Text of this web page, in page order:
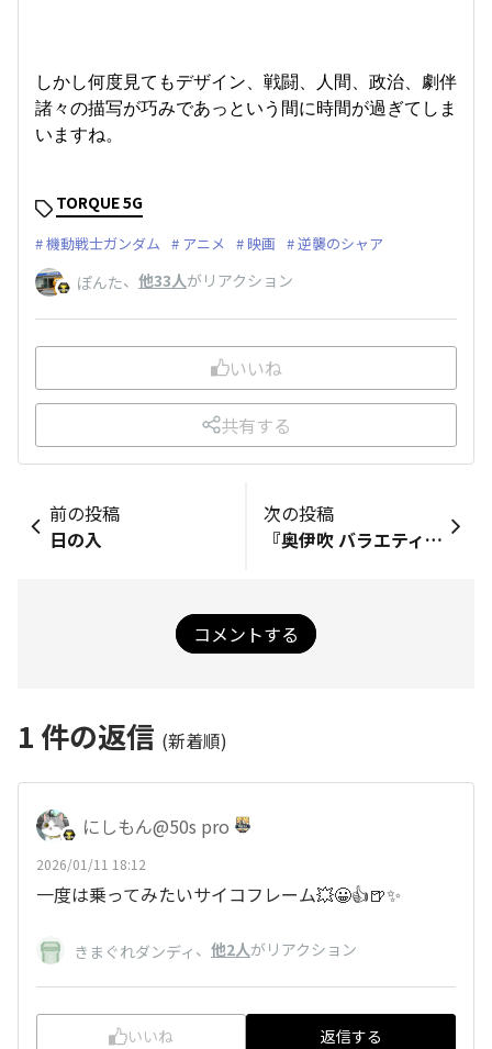
しかし何度見てもデザイン、戦闘、人間、政治、劇伴
諸々の描写が巧みであっという間に時間が過ぎてしま
いますね。
TORQUE 5G
機動戦士ガンダム アニメ 映画 逆襲のシャア
ぽんた、 他33人がリアクション
いいね
共有する
前の投稿
日の入
次の投稿
『奥伊吹 バラエティゲレンデ』♪
コメントする
1 件の返信 (新着順)
にしもん@50s pro
2026/01/11 18:12
一度は乗ってみたいサイコフレーム💥😀👍🍺✨
きまぐれダンディ 、 他2人がリアクション
いいね 返信する